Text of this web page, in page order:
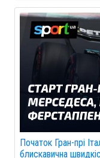
Початок Гран-прі
блискавична